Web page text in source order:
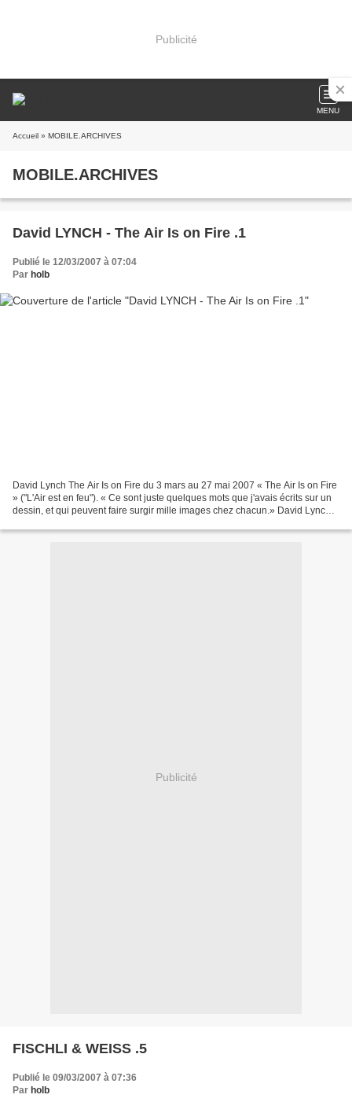
Publicité
MENU
Accueil » MOBILE.ARCHIVES
MOBILE.ARCHIVES
David LYNCH - The Air Is on Fire .1
Publié le 12/03/2007 à 07:04
Par holb
David Lynch The Air Is on Fire du 3 mars au 27 mai 2007 « The Air Is on Fire
» ("L'Air est en feu"). « Ce sont juste quelques mots que j'avais écrits sur un
dessin, et qui peuvent faire surgir mille images chez chacun.» David Lynch
Publicité
FISCHLI & WEISS .5
Publié le 09/03/2007 à 07:36
Par holb